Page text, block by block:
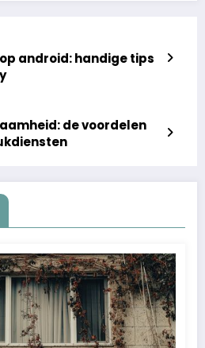
android: handige tips
de voordelen